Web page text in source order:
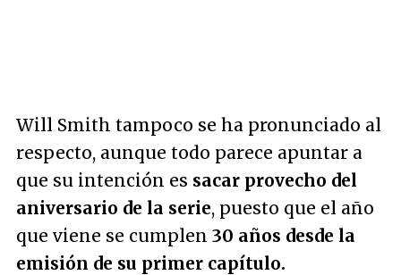
Will Smith tampoco se ha pronunciado al
respecto, aunque todo parece apuntar a
que su intención es sacar provecho del
aniversario de la serie, puesto que el año
que viene se cumplen 30 años desde la
emisión de su primer capítulo.